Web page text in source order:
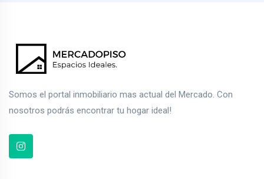
Somos el portal inmobiliario mas actual del Mercado. Con
nosotros podrás encontrar tu hogar ideal!